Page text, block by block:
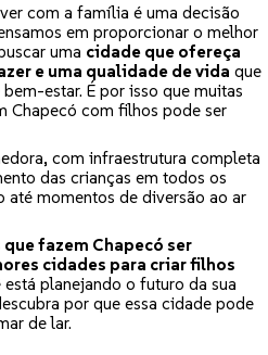
com a família é uma decisão
em proporcionar o melhor
uma cidade que ofereça
e uma qualidade de vida que
estar. É por isso que muitas
Chapecó com filhos pode ser
com infraestrutura completa
das crianças em todos os
até momentos de diversão ao ar
fazem Chapecó ser
cidades para criar filhos
está planejando o futuro da sua
por que essa cidade pode
de lar.